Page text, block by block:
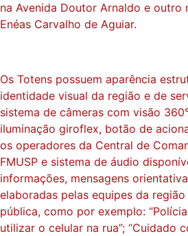
na Avenida Doutor Arnaldo e outro
Enéas Carvalho de Aguiar.
Os Totens possuem aparência
identidade visual da região e de
sistema de câmeras com visão
iluminação giroflex, botão de
os operadores da Central de
FMUSP e sistema de áudio
informações, mensagens
elaboradas pelas equipes da
pública, como por exemplo:
utilizar o celular na rua”; “Cuidado